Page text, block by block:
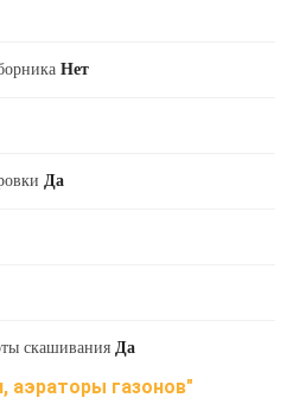
Нет
Да
скашивания Да
аэраторы газонов"